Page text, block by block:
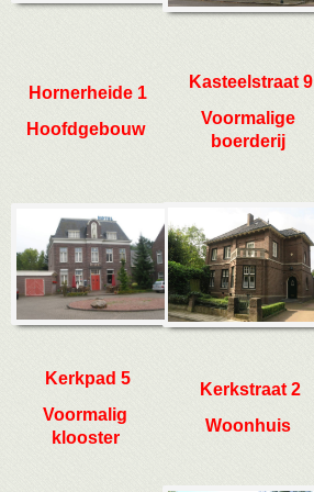
Hornerheide 1
Hoofdgebouw
Kasteelstraat 9
Voormalige
boerderij
Kerkpad 5
Voormalig
klooster
Kerkstraat 2
Woonhuis